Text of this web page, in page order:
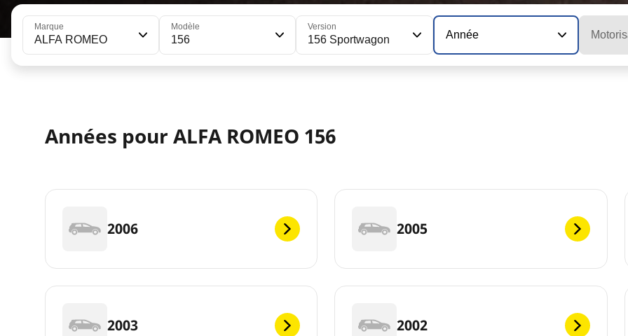
Marque
ALFA ROMEO
Modèle
156
Version
156 Sportwagon Année
Années pour ALFA ROMEO 156
2006 2005
2003 2002